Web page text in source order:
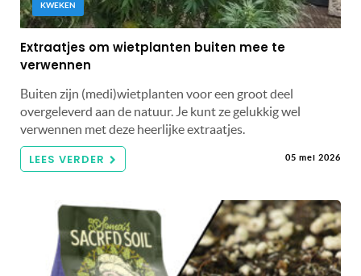
KWEKEN
Extraatjes om wietplanten buiten mee te
verwennen
Buiten zijn (medi)wietplanten voor een groot deel
overgeleverd aan de natuur. Je kunt ze gelukkig wel
verwennen met deze heerlijke extraatjes.
LEES VERDER 05 mei 2026